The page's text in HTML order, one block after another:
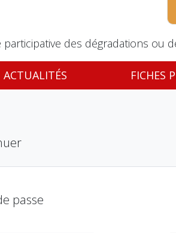
participative des dégradations ou
ACTUALITÉS FICHES
passe